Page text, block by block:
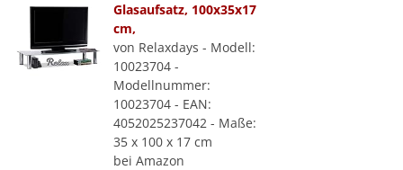
Glasaufsatz, 100x35x17
cm,
von Relaxdays - Modell:
10023704 -
Modellnummer:
10023704 - EAN:
4052025237042 - Maße:
35 x 100 x 17 cm
bei Amazon